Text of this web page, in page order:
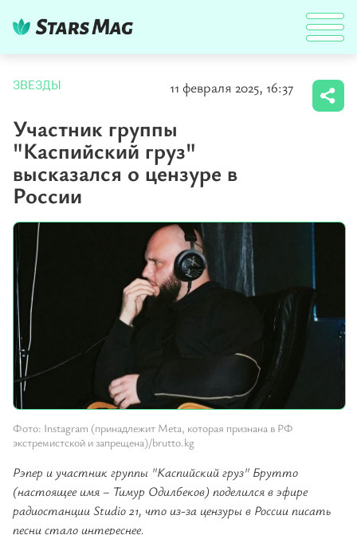
ЗВЕЗДЫ 11 февраля 2025, 16:37
Участник группы
"Каспийский груз"
высказался о цензуре в
России
Фото: Instagram (принадлежит Meta, которая признана в РФ
экстремистской и запрещена)/brutto.kg
Рэпер и участник группы "Каспийский груз" Брутто
(настоящее имя – Тимур Одилбеков) поделился в эфире
радиостанции Studio 21, что из-за цензуры в России писать
песни стало интереснее.